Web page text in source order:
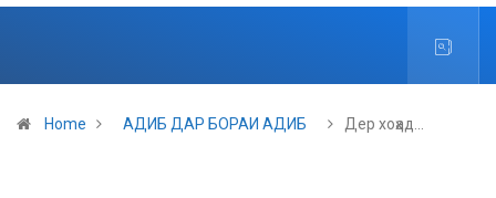
Home АДИБ ДАР БОРАИ АДИБ Дер хоҳад…